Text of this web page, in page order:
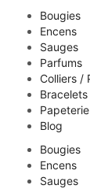
Bougies
Encens
Sauges
Parfums
Colliers /
Bracelets
Papeterie
Blog
Bougies
Encens
Sauges